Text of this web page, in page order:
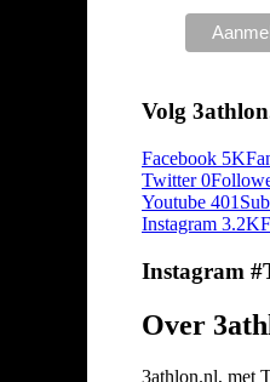
Volg
Facebook 5K
Twitter 0
Youtube 401
Instagram 3.2K
Instagram
Over
3athlon.nl, met